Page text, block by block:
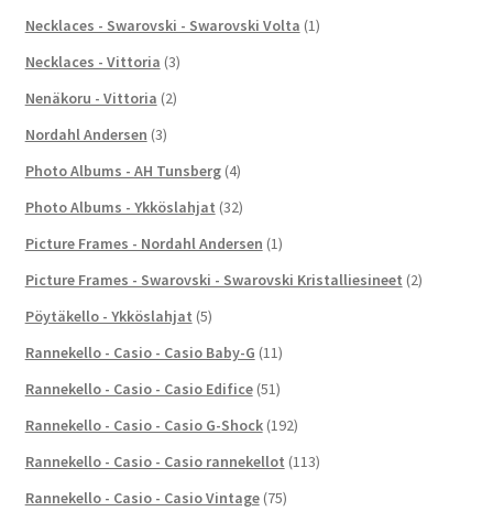
Necklaces - Swarovski - Swarovski Volta (1)
Necklaces - Vittoria (3)
Nenäkoru - Vittoria (2)
Nordahl Andersen (3)
Photo Albums - AH Tunsberg (4)
Photo Albums - Ykköslahjat (32)
Picture Frames - Nordahl Andersen (1)
Picture Frames - Swarovski - Swarovski Kristalliesineet (2)
Pöytäkello - Ykköslahjat (5)
Rannekello - Casio - Casio Baby-G (11)
Rannekello - Casio - Casio Edifice (51)
Rannekello - Casio - Casio G-Shock (192)
Rannekello - Casio - Casio rannekellot (113)
Rannekello - Casio - Casio Vintage (75)